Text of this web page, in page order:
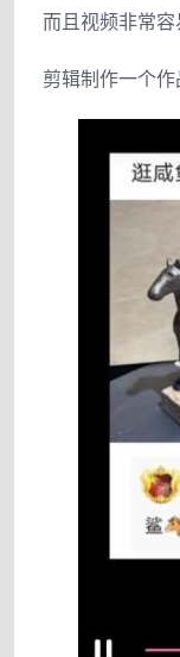
而且视频非常
剪辑制作一个